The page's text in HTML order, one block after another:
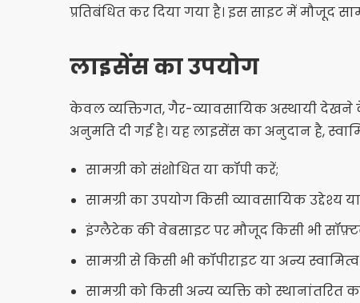
प्रतिबंधित कर दिया गया है। इस साइट में मौजूद
लाइसेंस का उपयोग
केवल व्यक्तिगत, गैर-व्यावसायिक अस्थायी देखने
अनुमति दी गई है। यह लाइसेंस का अनुदान है,
सामग्री को संशोधित या कॉपी करें;
सामग्री का उपयोग किसी व्यावसायिक
इंग्लैटेक की वेबसाइट पर मौजूद किसी भी
सामग्री से किसी भी कॉपीराइट या अन्य
सामग्री को किसी अन्य व्यक्ति को